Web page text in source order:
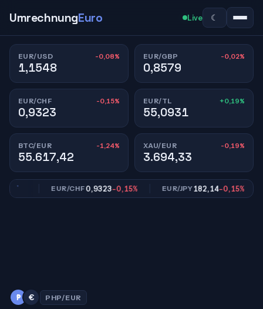
UmrechnungEuro Live ☾
EUR/USD -0,08%
1,1548
EUR/GBP -0,02%
0,8579
EUR/CHF -0,15%
0,9323
EUR/TL +0,19%
55,0931
BTC/EUR -1,24%
55.617,42
XAU/EUR -0,19%
3.694,33
EUR/CHF0,9323-0,15% EUR/JPY182,14-0,15%
₱ € PHP/EUR